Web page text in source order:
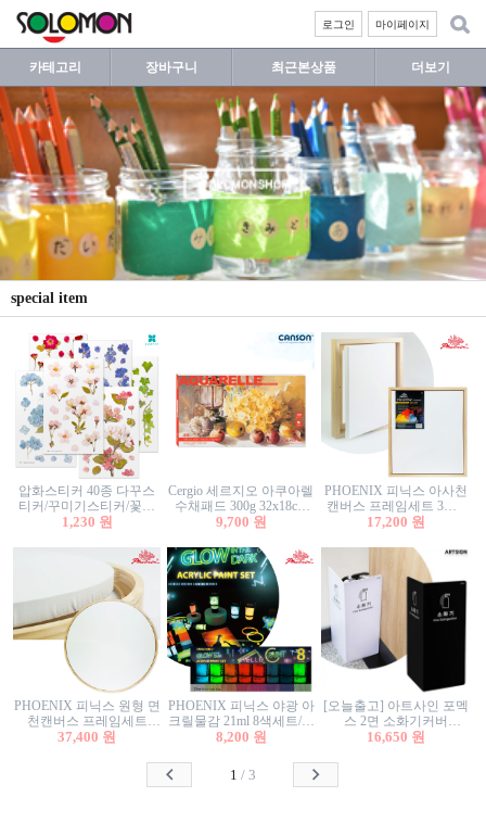
마이페이지
로그인
카테고리 장바구니 최근본상품 더보기
special item
압화스티커 40종 다꾸스
티커/꾸미기스티커/꽃스
티커/압화꽃책갈피/팬시
1,230 원
Cergio 세르지오 아쿠아렐
수채패드 300g 32x18cm
12매 1면제본
9,700 원
PHOENIX 피닉스 아사천
캔버스 프레임세트 3호F
27.3x22cm 캔버스와 올림
17,200 원
PHOENIX 피닉스 원형 면
천캔버스 프레임세트
40cm/원형캔버스/플로팅
37,400 원
PHOENIX 피닉스 야광 아
크릴물감 21ml 8색세트/야
광물감
8,200 원
[오늘출고] 아트사인 포멕
스 2면 소화기커버
1470/1471/소화기커버/소
함/소화기거치대/소화기
16,650 원
1 / 3